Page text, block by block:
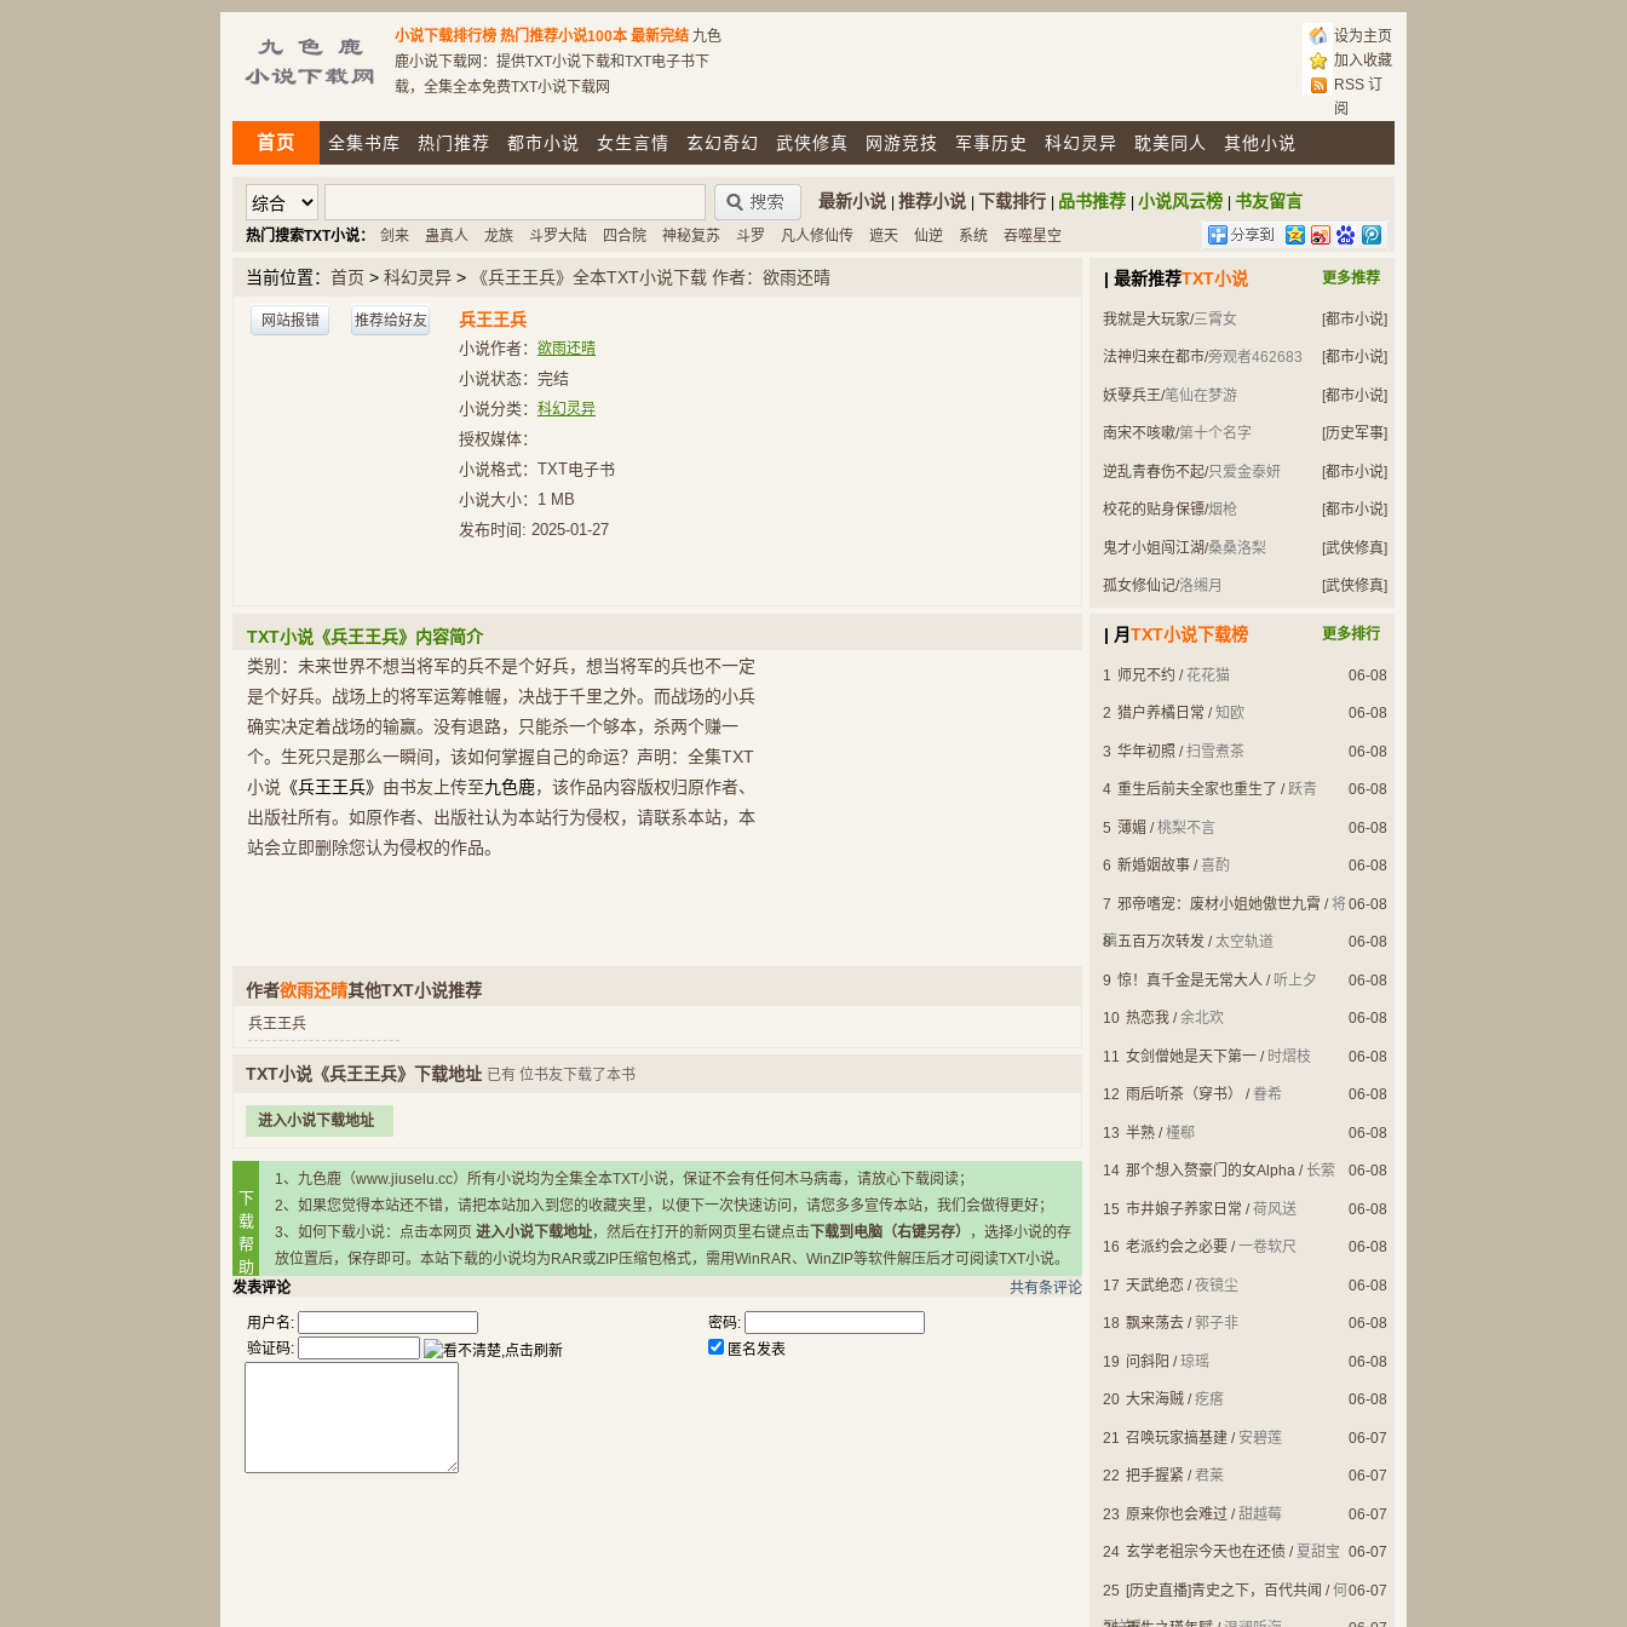
小说下载排行榜 热门推荐小说100本 最新完结 九色
鹿小说下载网：提供TXT小说下载和TXT电子书下
载，全集全本免费TXT小说下载网
设为主页
加入收藏
RSS 订
阅
首页 全集书库 热门推荐 都市小说 女生言情 玄幻奇幻 武侠修真 网游竞技 军事历史 科幻灵异 耽美同人 其他小说
最新小说 推荐小说 下载排行 品书推荐 小说风云榜 书友留言
热门搜索TXT小说： 剑来 蛊真人 龙族 斗罗大陆 四合院 神秘复苏 斗罗 凡人修仙传 遮天 仙逆 系统 吞噬星空
当前位置： 首页 > 科幻灵异 > 《兵王王兵》全本TXT小说下载 作者：欲雨还晴
网站报错 推荐给好友 兵王王兵
小说作者： 欲雨还晴
小说状态： 完结
小说分类： 科幻灵异
授权媒体：
小说格式：TXT电子书
小说大小： 1 MB
发布时间: 2025-01-27
更多推荐
| 最新推荐TXT小说
[都市小说]
我就是大玩家/三霄女
[都市小说]
法神归来在都市/旁观者462683
[都市小说]
妖孽兵王/笔仙在梦游
[历史军事]
南宋不咳嗽/第十个名字
[都市小说]
逆乱青春伤不起/只爱金泰妍
[都市小说]
校花的贴身保镖/烟枪
[武侠修真]
鬼才小姐闯江湖/桑桑洛梨
[武侠修真]
孤女修仙记/洛缃月
TXT小说《兵王王兵》内容简介
类别：未来世界不想当将军的兵不是个好兵，想当将军的兵也不一定
是个好兵。战场上的将军运筹帷幄，决战于千里之外。而战场的小兵
确实决定着战场的输赢。没有退路，只能杀一个够本，杀两个赚一
个。生死只是那么一瞬间，该如何掌握自己的命运？声明：全集TXT
小说 《兵王王兵》 由书友上传至九色鹿，该作品内容版权归原作者、
出版社所有。如原作者、出版社认为本站行为侵权，请联系本站，本
站会立即删除您认为侵权的作品。
作者欲雨还晴其他TXT小说推荐
兵王王兵
TXT小说《兵王王兵》下载地址 已有 位书友下载了本书
进入小说下载地址
下
载
帮
助
1、九色鹿（www.jiuselu.cc）所有小说均为全集全本TXT小说，保证不会有任何木马病毒，请放心下载阅读；
2、如果您觉得本站还不错，请把本站加入到您的收藏夹里，以便下一次快速访问，请您多多宣传本站，我们会做得更好；
3、如何下载小说：点击本网页 进入小说下载地址，然后在打开的新网页里右键点击 下载到电脑（右键另存）
，选择小说的存
放位置后，保存即可。本站下载的小说均为RAR或ZIP压缩包格式，需用WinRAR、WinZIP等软件解压后才可阅读TXT小说。
发表评论
共有条评论
用户名:
密码:
验证码:
匿名发表
更多排行
| 月TXT小说下载榜
06-08
1 师兄不约 / 花花猫
06-08
2 猎户养橘日常 /知欧
06-08
3 华年初照 /扫雪煮茶
06-08
4 重生后前夫全家也重生了 /跃青
06-08
5 薄媚 /桃梨不言
06-08
6 新婚姻故事 /喜酌
06-08
7 邪帝嗜宠：废材小姐她傲世九霄 /将
璃 06-08
8 五百万次转发 /太空轨道
06-08
9 惊！真千金是无常大人 / 听上夕
06-08
10 热恋我 /余北欢
06-08
11 女剑僧她是天下第一 / 时熠枝
06-08
12 雨后听茶（穿书） / 眷希
06-08
13 半熟 /槿郗
06-08
14 那个想入赘豪门的女Alpha /长萦
06-08
15 市井娘子养家日常 /荷风送
06-08
16 老派约会之必要 /一卷软尺
06-08
17 天武绝恋 /夜镜尘
06-08
18 飘来荡去 /郭子非
06-08
19 问斜阳 /琼瑶
06-08
20 大宋海贼 /疙瘩
06-07
21 召唤玩家搞基建 / 安碧莲
06-07
22 把手握紧 /君莱
06-07
23 原来你也会难过 /甜越莓
06-07
24 玄学老祖宗今天也在还债 / 夏甜宝
06-07
25 [历史直播]青史之下，百代共闻 /何